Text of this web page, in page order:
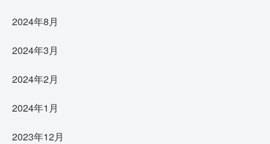
2024年8月
2024年3月
2024年2月
2024年1月
2023年12月